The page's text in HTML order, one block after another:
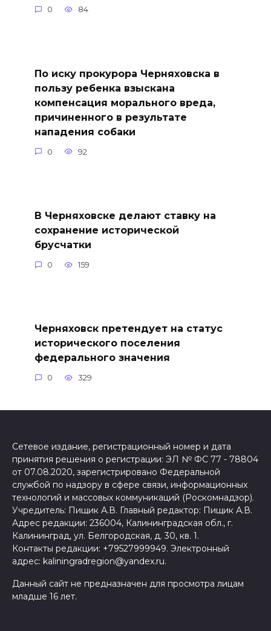
0 84
По иску прокурора Черняховска в
пользу ребенка взыскана
компенсация морального вреда,
причиненного в результате
нападения собаки
0 92
В Черняховске делают ставку на
сохранение исторической
брусчатки
0 159
Черняховск претендует на статус
исторического поселения
федерального значения
0 329
Сетевое издание, регистрационный номер и дата
принятия решения о регистрации: ЭЛ № ФС 77 - 78804
от 07.08.2020, зарегистрировано Федеральной
службой по надзору в сфере связи, информационных
технологий и массовых коммуникаций (Роскомнадзор).
Учредитель: Пищик А.В. Главный редактор: Пищик А.В.
Адрес редакции: 236004, Калининградская обл., г.
Калининград, ул. Белгородская, д. 30, кв. 1.
Контакты редакции: +79527999949. Электронный
адрес: kaliningradregion@yandex.ru.
Данный сайт не предназначен для просмотра лицам
младше 16 лет.